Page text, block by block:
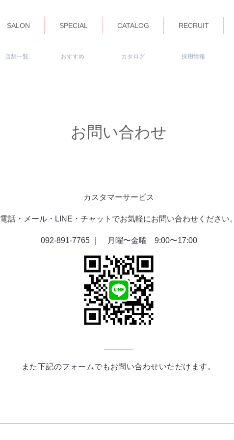
SALON SPECIAL CATALOG RECRUIT
​店舗一覧 おすすめ カタログ 採用情報
お問い合わせ
カスタマーサービス
電話・メール・LINE・チャットでお気軽にお問い合わせください。
092-891-7765 ｜ 月曜〜金曜 9:00〜17:00
また下記のフォームでもお問い合わせいただけます。